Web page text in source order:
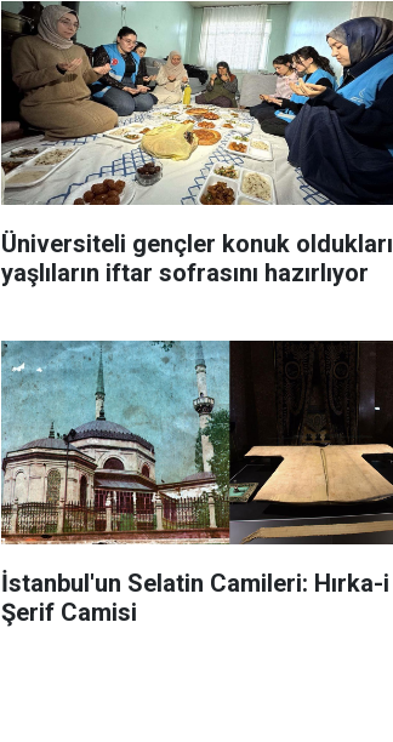
Üniversiteli gençler konuk oldukları
yaşlıların iftar sofrasını hazırlıyor
İstanbul'un Selatin Camileri: Hırka-i
Şerif Camisi